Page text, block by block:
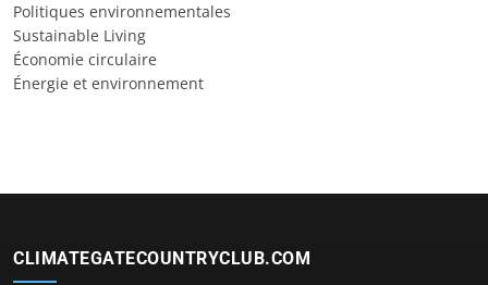
Politiques environnementales
Sustainable Living
Économie circulaire
Énergie et environnement
CLIMATEGATECOUNTRYCLUB.COM